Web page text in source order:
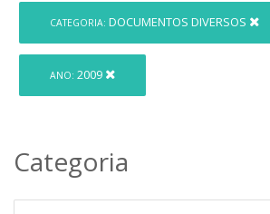
CATEGORIA: DOCUMENTOS DIVERSOS
ANO: 2009
Categoria